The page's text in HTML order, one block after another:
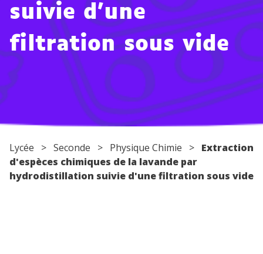
Conseils pour les parents
suivie d'une
filtration sous vide
Lycée > Seconde > Physique Chimie > Extraction
d'espèces chimiques de la lavande par
hydrodistillation suivie d'une filtration sous vide